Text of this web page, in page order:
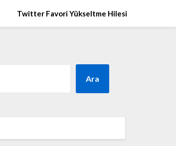
Twitter Favori Yükseltme Hilesi
Ara